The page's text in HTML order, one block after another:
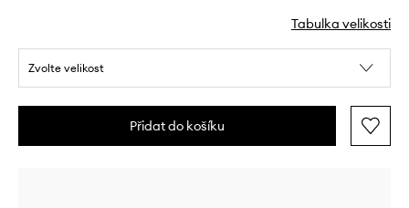
Tabulka velikosti
Zvolte velikost
Přidat do košíku